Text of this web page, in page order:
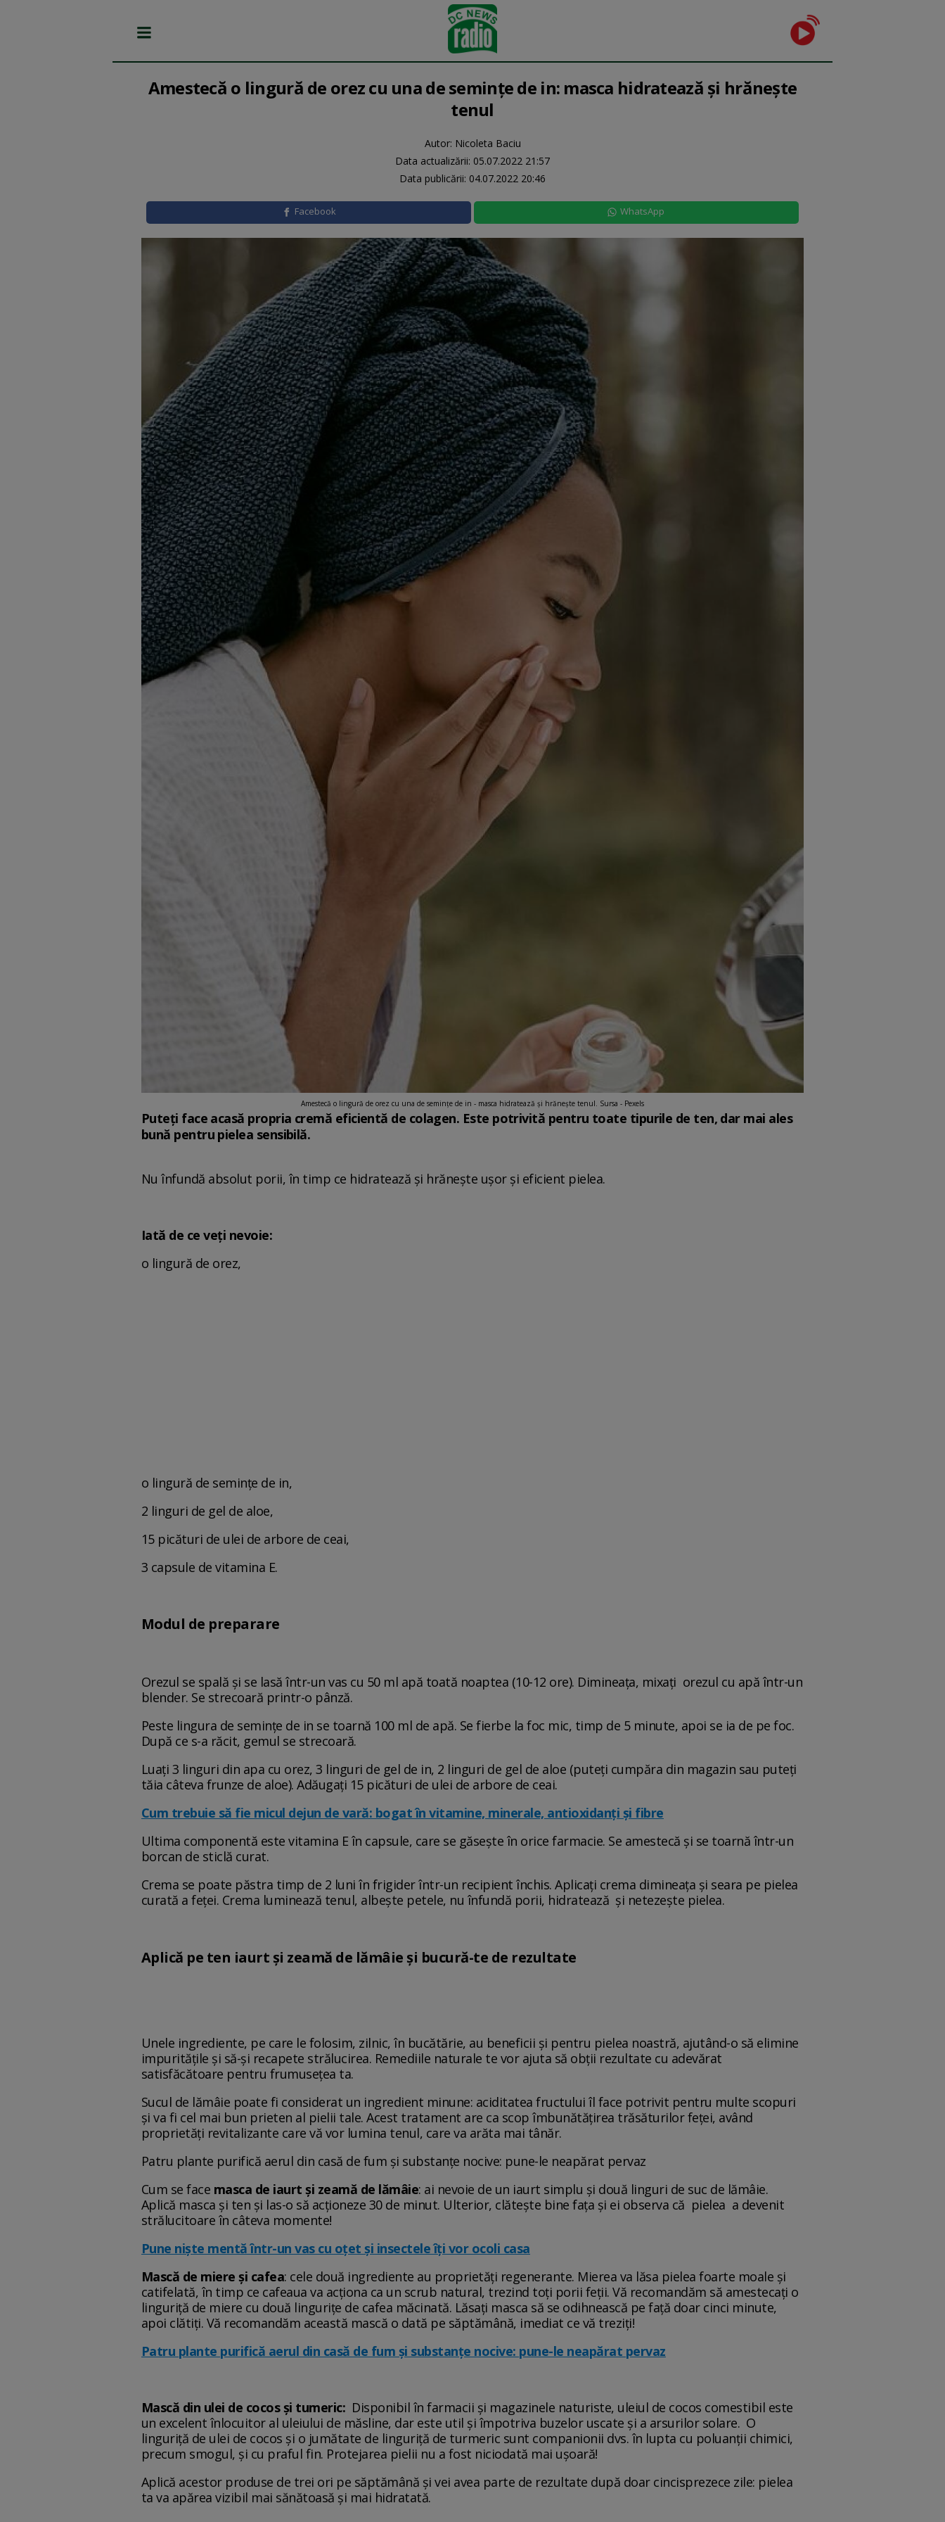
Amestecă o lingură de orez cu una de semințe de in: masca hidratează și hrănește
tenul
Autor: Nicoleta Baciu
Data actualizării: 05.07.2022 21:57
Data publicării: 04.07.2022 20:46
Facebook WhatsApp
Amestecă o lingură de orez cu una de semințe de in - masca hidratează și hrănește tenul. Sursa - Pexels
Puteți face acasă propria cremă eficientă de colagen. Este potrivită pentru toate tipurile de ten, dar mai ales
bună pentru pielea sensibilă.
Nu înfundă absolut porii, în timp ce hidratează și hrănește ușor și eficient pielea.
Iată de ce veți nevoie:
o lingură de orez,
o lingură de semințe de in,
2 linguri de gel de aloe,
15 picături de ulei de arbore de ceai,
3 capsule de vitamina E.
Modul de preparare
Orezul se spală și se lasă într-un vas cu 50 ml apă toată noaptea (10-12 ore). Dimineața, mixați orezul cu apă într-un
blender. Se strecoară printr-o pânză.
Peste lingura de semințe de in se toarnă 100 ml de apă. Se fierbe la foc mic, timp de 5 minute, apoi se ia de pe foc.
După ce s-a răcit, gemul se strecoară.
Luați 3 linguri din apa cu orez, 3 linguri de gel de in, 2 linguri de gel de aloe (puteți cumpăra din magazin sau puteți
tăia câteva frunze de aloe). Adăugați 15 picături de ulei de arbore de ceai.
Cum trebuie să fie micul dejun de vară: bogat în vitamine, minerale, antioxidanți și fibre
Ultima componentă este vitamina E în capsule, care se găsește în orice farmacie. Se amestecă și se toarnă într-un
borcan de sticlă curat.
Crema se poate păstra timp de 2 luni în frigider într-un recipient închis. Aplicați crema dimineața și seara pe pielea
curată a feței. Crema luminează tenul, albește petele, nu înfundă porii, hidratează și netezește pielea.
Aplică pe ten iaurt și zeamă de lămâie și bucură-te de rezultate
Unele ingrediente, pe care le folosim, zilnic, în bucătărie, au beneficii și pentru pielea noastră, ajutând-o să elimine
impuritățile și să-și recapete strălucirea. Remediile naturale te vor ajuta să obții rezultate cu adevărat
satisfăcătoare pentru frumusețea ta.
Sucul de lămâie poate fi considerat un ingredient minune: aciditatea fructului îl face potrivit pentru multe scopuri
și va fi cel mai bun prieten al pielii tale. Acest tratament are ca scop îmbunătățirea trăsăturilor feței, având
proprietăți revitalizante care vă vor lumina tenul, care va arăta mai tânăr.
Patru plante purifică aerul din casă de fum și substanțe nocive: pune-le neapărat pervaz
Cum se face masca de iaurt și zeamă de lămâie: ai nevoie de un iaurt simplu și două linguri de suc de lămâie.
Aplică masca și ten și las-o să acționeze 30 de minut. Ulterior, clătește bine fața și ei observa că pielea a devenit
strălucitoare în câteva momente!
Pune niște mentă într-un vas cu oțet și insectele îți vor ocoli casa
Mască de miere și cafea: cele două ingrediente au proprietăți regenerante. Mierea va lăsa pielea foarte moale și
catifelată, în timp ce cafeaua va acționa ca un scrub natural, trezind toți porii feții. Vă recomandăm să amestecați o
linguriță de miere cu două lingurițe de cafea măcinată. Lăsați masca să se odihnească pe față doar cinci minute,
apoi clătiți. Vă recomandăm această mască o dată pe săptămână, imediat ce vă treziți!
Patru plante purifică aerul din casă de fum și substanțe nocive: pune-le neapărat pervaz
Mască din ulei de cocos și tumeric: Disponibil în farmacii și magazinele naturiste, uleiul de cocos comestibil este
un excelent înlocuitor al uleiului de măsline, dar este util și împotriva buzelor uscate și a arsurilor solare. O
linguriță de ulei de cocos și o jumătate de linguriță de turmeric sunt companionii dvs. în lupta cu poluanții chimici,
precum smogul, și cu praful fin. Protejarea pielii nu a fost niciodată mai ușoară!
Aplică acestor produse de trei ori pe săptămână și vei avea parte de rezultate după doar cincisprezece zile: pielea
ta va apărea vizibil mai sănătoasă și mai hidratată.